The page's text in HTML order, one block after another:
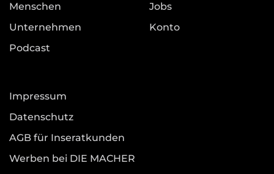
Menschen
Unternehmen
Podcast
Jobs
Konto
Impressum
Datenschutz
AGB für Inseratkunden
Werben bei DIE MACHER